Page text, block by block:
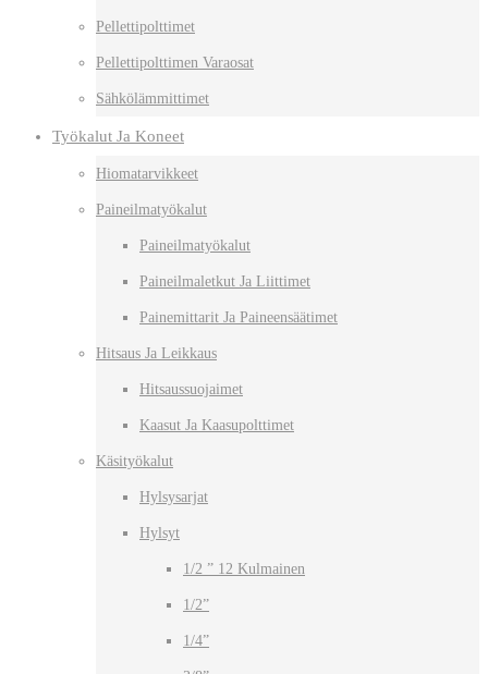
Pellettipolttimet
Pellettipolttimen Varaosat
Sähkölämmittimet
Työkalut Ja Koneet
Hiomatarvikkeet
Paineilmatyökalut
Paineilmatyökalut
Paineilmaletkut Ja Liittimet
Painemittarit Ja Paineensäätimet
Hitsaus Ja Leikkaus
Hitsaussuojaimet
Kaasut Ja Kaasupolttimet
Käsityökalut
Hylsysarjat
Hylsyt
1/2 ” 12 Kulmainen
1/2”
1/4”